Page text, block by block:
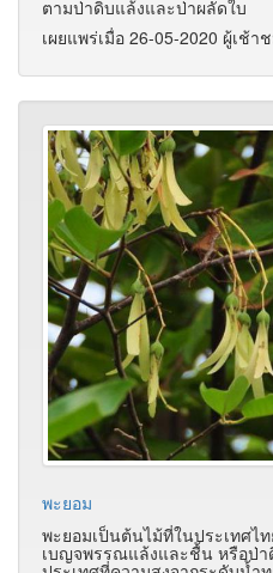
ตามป่าดิบแล้งและป่าผลัดใบ
เผยแพร่เมื่อ 26-05-2020 ผู้เช้า
พะยอม
พะยอมเป็นต้นไม้ที่ในประเทศไ
เบญจพรรณแล้งและชื้น หรือป่า